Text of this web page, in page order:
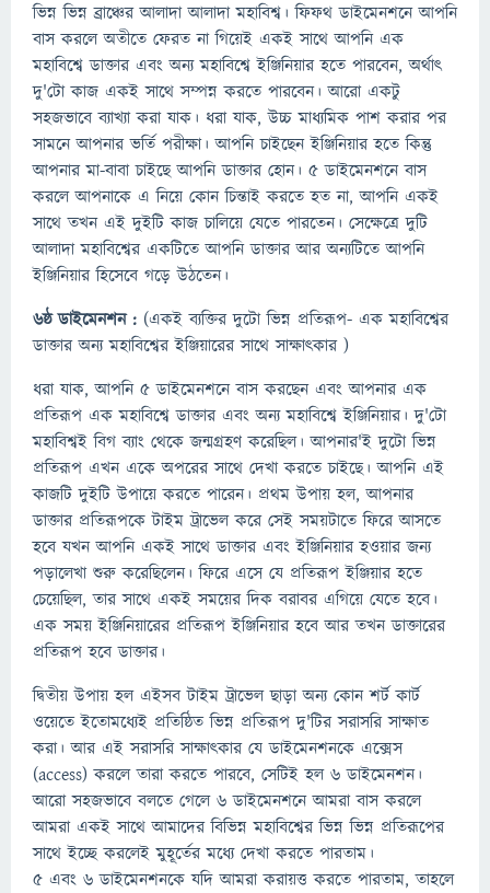
ভিন্ন ভিন্ন ব্রাঞ্চের আলাদা আলাদা মহাবিশ্ব। ফিফথ ডাইমেনশনে আপনি
বাস করলে অতীতে ফেরত না গিয়েই একই সাথে আপনি এক
মহাবিশ্বে ডাক্তার এবং অন্য মহাবিশ্বে ইঞ্জিনিয়ার হতে পারবেন, অর্থাৎ
দু'টো কাজ একই সাথে সম্পন্ন করতে পারবেন। আরো একটু
সহজভাবে ব্যাখ্যা করা যাক। ধরা যাক, উচ্চ মাধ্যমিক পাশ করার পর
সামনে আপনার ভর্তি পরীক্ষা। আপনি চাইছেন ইঞ্জিনিয়ার হতে কিন্তু
আপনার মা-বাবা চাইছে আপনি ডাক্তার হোন। ৫ ডাইমেনশনে বাস
করলে আপনাকে এ নিয়ে কোন চিন্তাই করতে হত না, আপনি একই
সাথে তখন এই দুইটি কাজ চালিয়ে যেতে পারতেন। সেক্ষেত্রে দুটি
আলাদা মহাবিশ্বের একটিতে আপনি ডাক্তার আর অন্যটিতে আপনি
ইঞ্জিনিয়ার হিসেবে গড়ে উঠতেন।
৬ষ্ঠ ডাইমেনশন : (একই ব্যক্তির দুটো ভিন্ন প্রতিরূপ- এক মহাবিশ্বের
ডাক্তার অন্য মহাবিশ্বের ইঞ্জিয়ারের সাথে সাক্ষাৎকার )
ধরা যাক, আপনি ৫ ডাইমেনশনে বাস করছেন এবং আপনার এক
প্রতিরূপ এক মহাবিশ্বে ডাক্তার এবং অন্য মহাবিশ্বে ইঞ্জিনিয়ার। দু'টো
মহাবিশ্বই বিগ ব্যাং থেকে জন্মগ্রহণ করেছিল। আপনার'ই দুটো ভিন্ন
প্রতিরূপ এখন একে অপরের সাথে দেখা করতে চাইছে। আপনি এই
কাজটি দুইটি উপায়ে করতে পারেন। প্রথম উপায় হল, আপনার
ডাক্তার প্রতিরূপকে টাইম ট্রাভেল করে সেই সময়টাতে ফিরে আসতে
হবে যখন আপনি একই সাথে ডাক্তার এবং ইঞ্জিনিয়ার হওয়ার জন্য
পড়ালেখা শুরু করেছিলেন। ফিরে এসে যে প্রতিরূপ ইঞ্জিয়ার হতে
চেয়েছিল, তার সাথে একই সময়ের দিক বরাবর এগিয়ে যেতে হবে।
এক সময় ইঞ্জিনিয়ারের প্রতিরূপ ইঞ্জিনিয়ার হবে আর তখন ডাক্তারের
প্রতিরূপ হবে ডাক্তার।
দ্বিতীয় উপায় হল এইসব টাইম ট্রাভেল ছাড়া অন্য কোন শর্ট কার্ট
ওয়েতে ইতোমধ্যেই প্রতিষ্ঠিত ভিন্ন প্রতিরূপ দু'টির সরাসরি সাক্ষাত
করা। আর এই সরাসরি সাক্ষাৎকার যে ডাইমেনশনকে এক্সেস
(access) করলে তারা করতে পারবে, সেটিই হল ৬ ডাইমেনশন।
আরো সহজভাবে বলতে গেলে ৬ ডাইমেনশনে আমরা বাস করলে
আমরা একই সাথে আমাদের বিভিন্ন মহাবিশ্বের ভিন্ন ভিন্ন প্রতিরূপের
সাথে ইচ্ছে করলেই মুহূর্তের মধ্যে দেখা করতে পারতাম।
৫ এবং ৬ ডাইমেনশনকে যদি আমরা করায়ত্ত করতে পারতাম, তাহলে